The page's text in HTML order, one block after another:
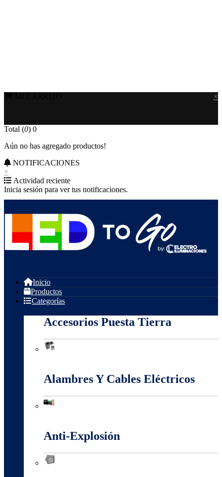
×
Total (0) 0
Aún no has agregado productos!
NOTIFICACIONES
×
Actividad reciente
Inicia sesión para ver tus notificaciones.
Inicio
Productos
Categorías
Accesorios Puesta Tierra
Alambres Y Cables Eléctricos
Anti-Explosión